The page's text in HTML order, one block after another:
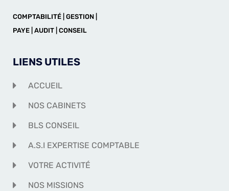
COMPTABILITÉ | GESTION |
PAYE | AUDIT | CONSEIL
LIENS UTILES
ACCUEIL
NOS CABINETS
BLS CONSEIL
A.S.I EXPERTISE COMPTABLE
VOTRE ACTIVITÉ
NOS MISSIONS